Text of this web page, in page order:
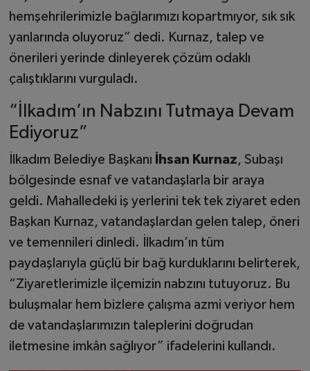
hemşehrilerimizle bağlarımızı kopartmıyor, sık sık
yanlarında oluyoruz” dedi. Kurnaz, talep ve
önerileri yerinde dinleyerek çözüm odaklı
çalıştıklarını vurguladı.
“İlkadım’ın Nabzını Tutmaya Devam
Ediyoruz”
İlkadım Belediye Başkanı İhsan Kurnaz, Subaşı
bölgesinde esnaf ve vatandaşlarla bir araya
geldi. Mahalledeki iş yerlerini tek tek ziyaret eden
Başkan Kurnaz, vatandaşlardan gelen talep, öneri
ve temennileri dinledi. İlkadım’ın tüm
paydaşlarıyla güçlü bir bağ kurduklarını belirterek,
“Ziyaretlerimizle ilçemizin nabzını tutuyoruz. Bu
buluşmalar hem bizlere çalışma azmi veriyor hem
de vatandaşlarımızın taleplerini doğrudan
iletmesine imkân sağlıyor” ifadelerini kullandı.